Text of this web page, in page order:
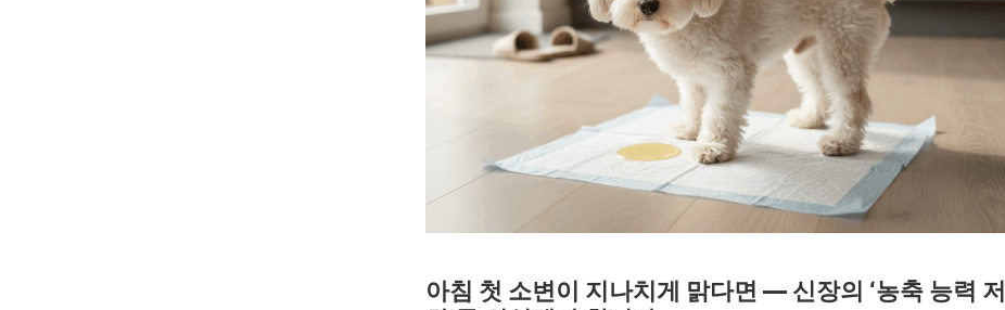
아침 첫 소변이 지나치게 맑다면 — 신장의 ‘농축 능력 저